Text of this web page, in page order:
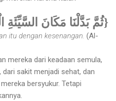
{ثُمَّ بَدَّلْنَا مَكَانَ السَّيِّئَةِ
itu dengan kesenangan. (Al-
mereka dari keadaan semula,
sakit menjadi sehat, dan
bersyukur. Tetapi